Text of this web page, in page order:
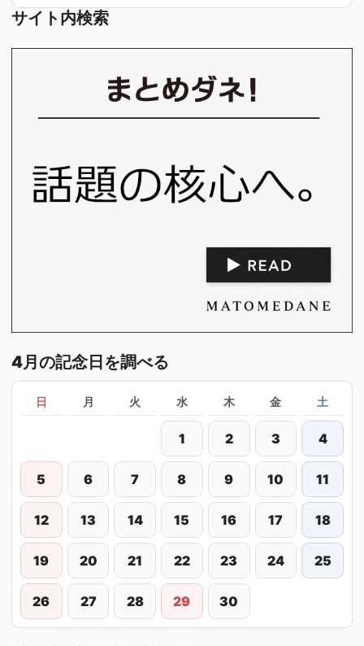
サイト内検索
4月の記念日を調べる
日 月 火 水 木 金 土
1 2 3 4
5 6 7 8 9 10 11
12 13 14 15 16 17 18
19 20 21 22 23 24 25
26 27 28 29 30